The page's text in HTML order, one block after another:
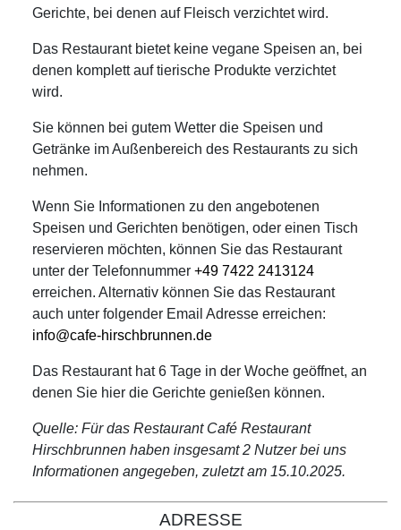
Gerichte, bei denen auf Fleisch verzichtet wird.
Das Restaurant bietet keine vegane Speisen an, bei
denen komplett auf tierische Produkte verzichtet
wird.
Sie können bei gutem Wetter die Speisen und
Getränke im Außenbereich des Restaurants zu sich
nehmen.
Wenn Sie Informationen zu den angebotenen
Speisen und Gerichten benötigen, oder einen Tisch
reservieren möchten, können Sie das Restaurant
unter der Telefonnummer +49 7422 2413124
erreichen. Alternativ können Sie das Restaurant
auch unter folgender Email Adresse erreichen:
info@cafe-hirschbrunnen.de
Das Restaurant hat 6 Tage in der Woche geöffnet, an
denen Sie hier die Gerichte genießen können.
Quelle: Für das Restaurant Café Restaurant
Hirschbrunnen haben insgesamt 2 Nutzer bei uns
Informationen angegeben, zuletzt am 15.10.2025.
ADRESSE